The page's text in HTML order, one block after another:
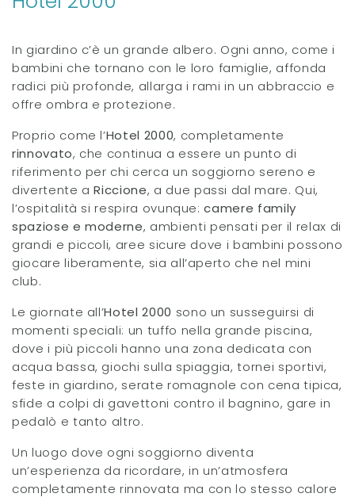
In giardino c’è un grande albero. Ogni anno, come i
bambini che tornano con le loro famiglie, affonda
radici più profonde, allarga i rami in un abbraccio e
offre ombra e protezione.
Proprio come l’Hotel 2000, completamente
rinnovato, che continua a essere un punto di
riferimento per chi cerca un soggiorno sereno e
divertente aRiccione, a due passi dal mare. Qui,
l’ospitalità si respira ovunque:camere family
spaziose e moderne, ambienti pensati per il relax di
grandi e piccoli, aree sicure dove i bambini possono
giocare liberamente, sia all’aperto che nel mini
club.
Le giornate all’Hotel 2000 sono un susseguirsi di
momenti speciali: un tuffo nella grande piscina,
dove i più piccoli hanno una zona dedicata con
acqua bassa, giochi sulla spiaggia, tornei sportivi,
feste in giardino, serate romagnole con cena tipica,
sfide a colpi di gavettoni contro il bagnino, gare in
pedalò e tanto altro.
Un luogo dove ogni soggiorno diventa
un’esperienza da ricordare, in un’atmosfera
completamente rinnovata ma con lo stesso calore